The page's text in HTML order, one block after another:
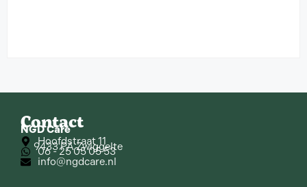
Contact
NGD Care
Hoofdstraat 11
9433 PA Zwiggelte
06 - 25 05 05 53
info@ngdcare.nl